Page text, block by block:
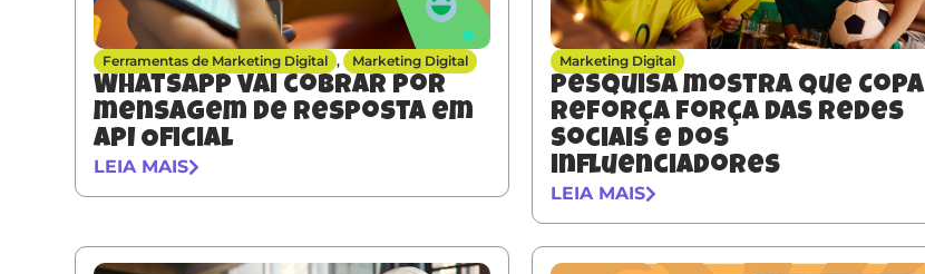
Ferramentas de Marketing Digital , Marketing Digital
Whatsapp vai cobrar por
mensagem de resposta em
API Oficial
LEIA MAIS
Marketing Digital
Pesquisa mostra que Copa
reforça força das redes
sociais e dos
influenciadores
LEIA MAIS